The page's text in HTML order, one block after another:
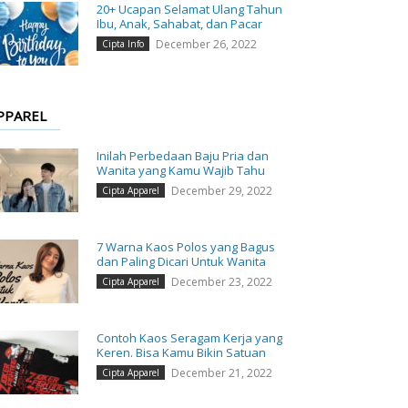
20+ Ucapan Selamat Ulang Tahun
Ibu, Anak, Sahabat, dan Pacar
Cipta Info December 26, 2022
Inilah Perbedaan Baju Pria dan
Wanita yang Kamu Wajib Tahu
Cipta Apparel December 29, 2022
7 Warna Kaos Polos yang Bagus
dan Paling Dicari Untuk Wanita
Cipta Apparel December 23, 2022
Contoh Kaos Seragam Kerja yang
Keren. Bisa Kamu Bikin Satuan
Cipta Apparel December 21, 2022